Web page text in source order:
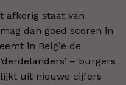
afkerig staat van
dan goed scoren in
in België de
– burgers
uit nieuwe cijfers